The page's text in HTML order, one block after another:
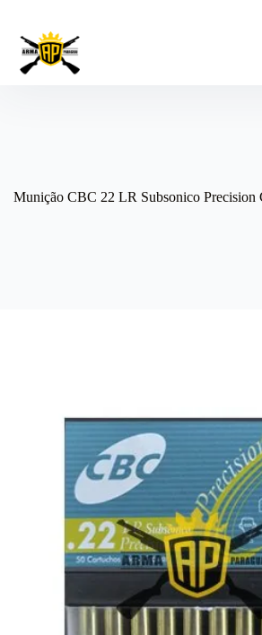
conteúdo
Munição CBC 22 LR Subsonico Precision